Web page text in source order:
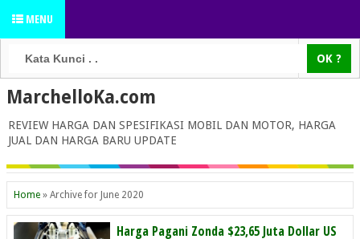
MENU
MarchelloKa.com
REVIEW HARGA DAN SPESIFIKASI MOBIL DAN MOTOR, HARGA
JUAL DAN HARGA BARU UPDATE
Home » Archive for June 2020
Harga Pagani Zonda $23,65 Juta Dollar US